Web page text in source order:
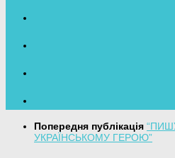
Попередня публікація
УКРАЇНСЬКОМУ ГЕРОЮ”